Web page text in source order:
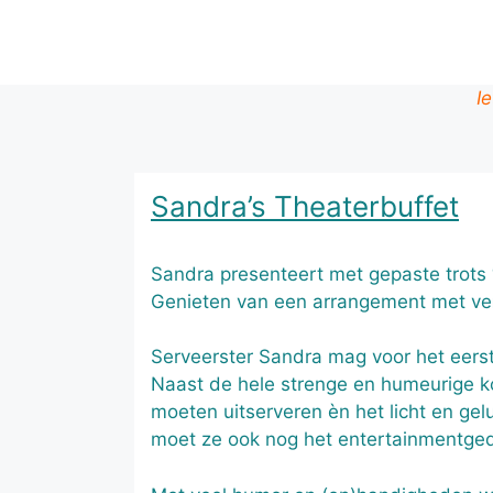
Sandra’s Theaterbuffet
Sandra presenteert met gepaste trots
Genieten van een arrangement met
Serveerster Sandra mag voor het
Naast de hele strenge en humeurige
moeten uitserveren èn het licht en
moet ze ook nog het